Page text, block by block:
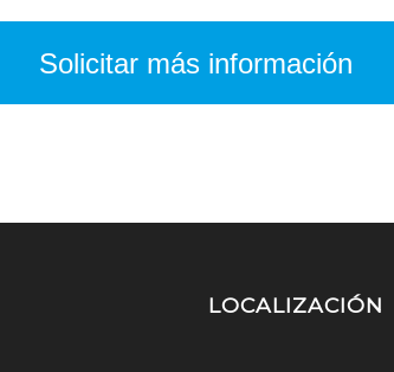
Solicitar más información
LOCALIZACIÓN